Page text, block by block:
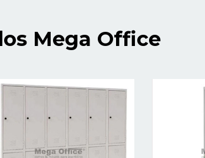
Mega Office